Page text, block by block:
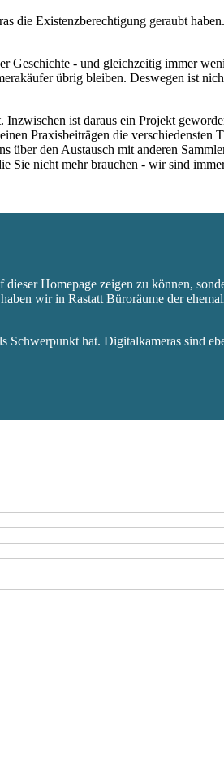
die Existenzberechtigung geraubt
- und gleichzeitig immer
übrig bleiben. Deswegen ist
ist daraus ein Projekt
Praxisbeiträgen die
den Austausch mit anderen
Sie nicht mehr brauchen - wir sind
Homepage zeigen zu können,
wir in Rastatt Büroräume der
hat. Digitalkameras sind